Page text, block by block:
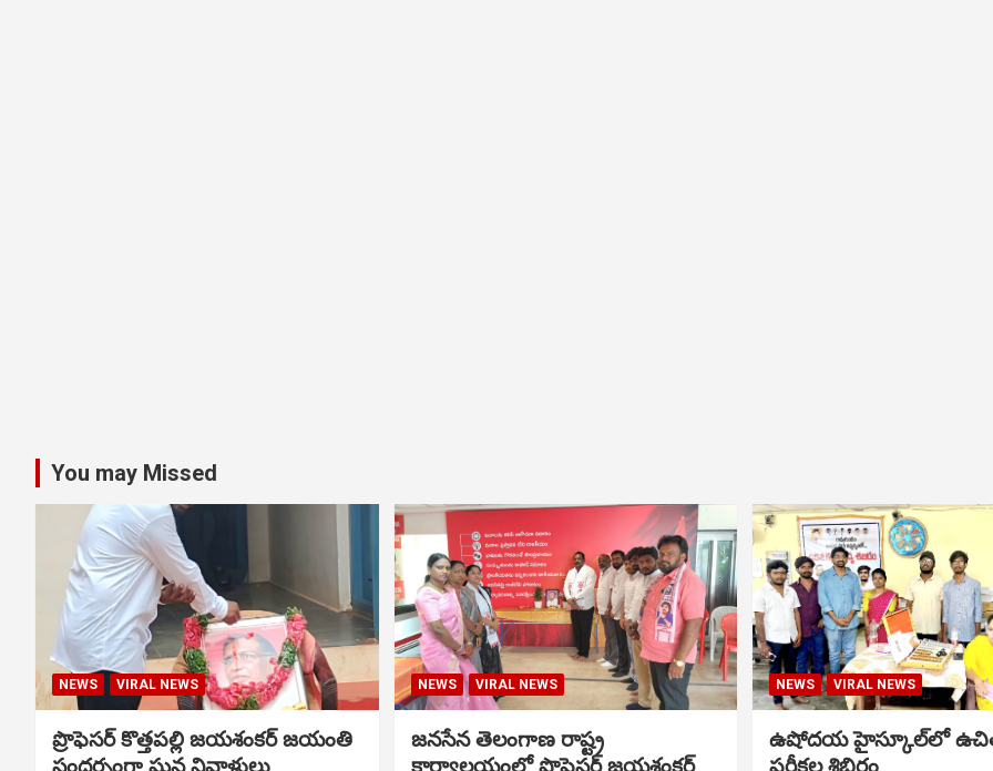
You may Missed
NEWS VIRAL NEWS
ప్రొఫెసర్ కొత్తపల్లి జయశంకర్ జయంతి
సందర్భంగా ఘన నివాళులు
NEWS VIRAL NEWS
జనసేన తెలంగాణ రాష్ట్ర
కార్యాలయంలో ప్రొఫెసర్ జయశంకర్
NEWS VIRAL NEWS
ఉషోదయ హైస్కూల్‌లో
పరీక్షల శిబిరం